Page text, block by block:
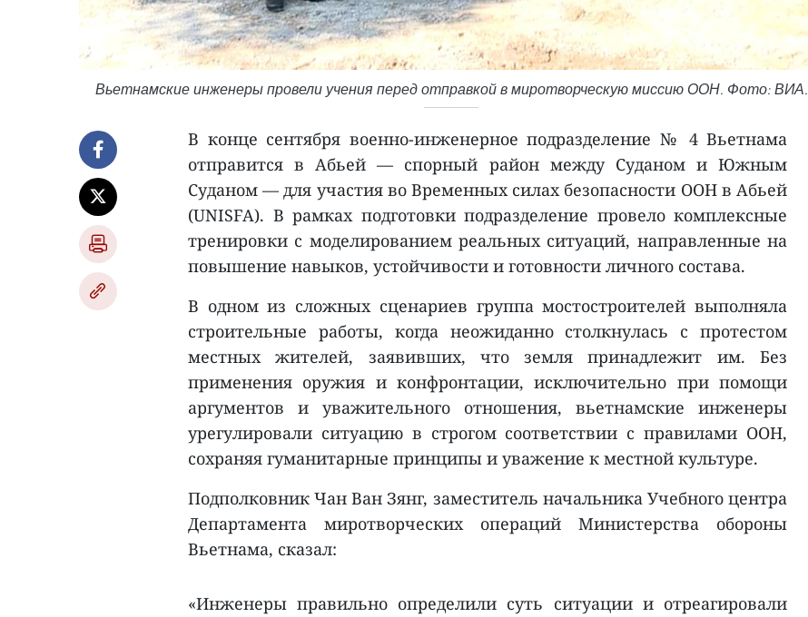
Вьетнамские инженеры провели учения перед отправкой в миротворческую миссию ООН. Фото: ВИА.
В конце сентября военно-инженерное подразделение № 4 Вьетнама
отправится в Абьей — спорный район между Суданом и Южным
Суданом — для участия во Временных силах безопасности ООН в Абьей
(UNISFA). В рамках подготовки подразделение провело комплексные
тренировки с моделированием реальных ситуаций, направленные на
повышение навыков, устойчивости и готовности личного состава.
В одном из сложных сценариев группа мостостроителей выполняла
строительные работы, когда неожиданно столкнулась с протестом
местных жителей, заявивших, что земля принадлежит им. Без
применения оружия и конфронтации, исключительно при помощи
аргументов и уважительного отношения, вьетнамские инженеры
урегулировали ситуацию в строгом соответствии с правилами ООН,
сохраняя гуманитарные принципы и уважение к местной культуре.
Подполковник Чан Ван Зянг, заместитель начальника Учебного центра
Департамента миротворческих операций Министерства обороны
Вьетнама, сказал:
«Инженеры правильно определили суть ситуации и отреагировали